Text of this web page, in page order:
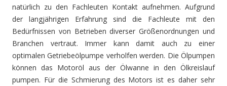
natürlich zu den Fachleuten Kontakt aufnehmen. Aufgrund
der langjährigen Erfahrung sind die Fachleute mit den
Bedürfnissen von Betrieben diverser Größenordnungen und
Branchen vertraut. Immer kann damit auch zu einer
optimalen Getriebeölpumpe verholfen werden. Die Ölpumpen
können das Motoröl aus der Ölwanne in den Ölkreislauf
pumpen. Für die Schmierung des Motors ist es daher sehr